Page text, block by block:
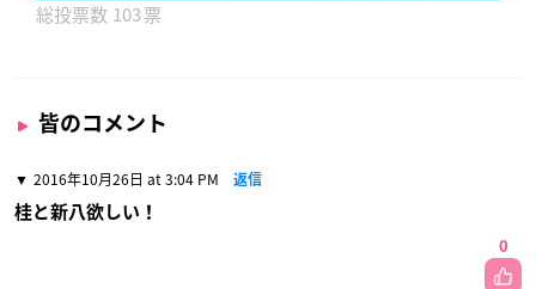
103
皆のコメント
2016年10月26日 at 3:04 PM 返信
桂と新八欲しい！
0